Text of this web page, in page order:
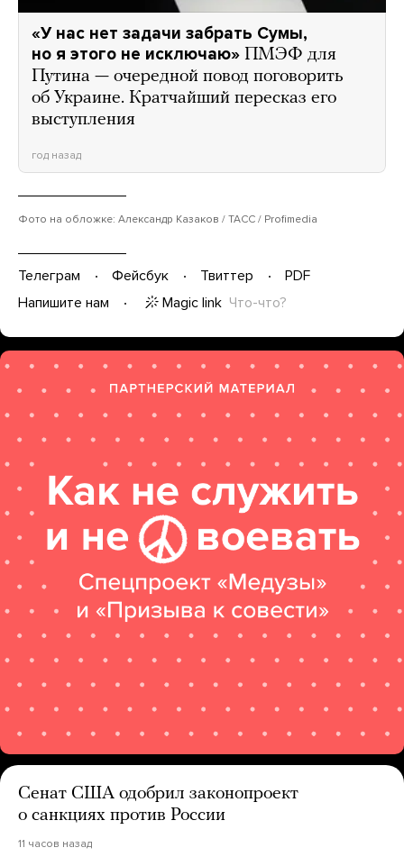
«У нас нет задачи забрать Сумы,
но я этого не исключаю» ПМЭФ для
Путина — очередной повод поговорить
об Украине. Кратчайший пересказ его
выступления
год назад
Фото на обложке: Александр Казаков / ТАСС / Profimedia
Телеграм Фейсбук Твиттер
PDF
Напишите нам
Magic link Что-что?
Сенат США одобрил законопроект
о санкциях против России
11 часов назад